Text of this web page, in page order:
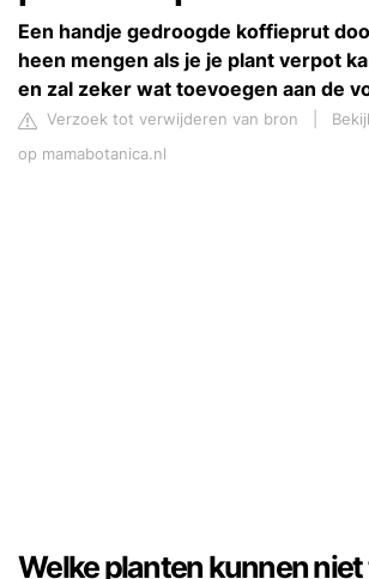
Een handje gedroogde koffieprut
heen mengen als je je plant verpot
en zal zeker wat toevoegen aan de
Verzoek tot verwijderen van bron
op mamabotanica.nl
Welke planten kunnen